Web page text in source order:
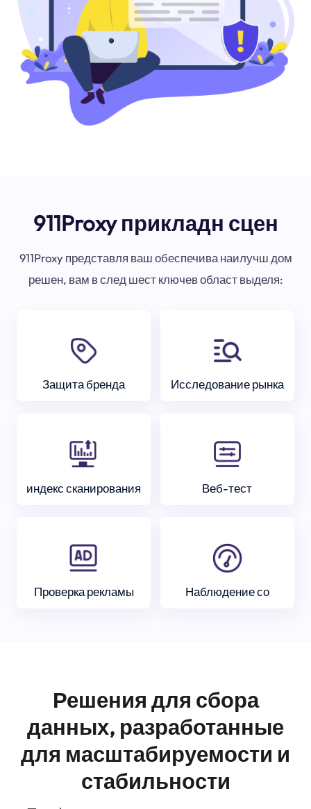
911Proxy прикладн сцен
911Proxy представля ваш обеспечива наилучш дом
решен, вам в след шест ключев област выделя:
Защита бренда Исследование рынка
индекс сканирования Веб-тест
Проверка рекламы Наблюдение со
Решения для сбора
данных, разработанные
для масштабируемости и
стабильности